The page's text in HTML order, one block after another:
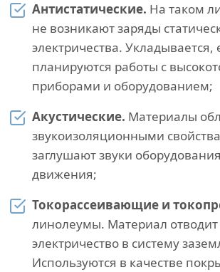
Антистатические. На таком
не возникают заряды
электричества. Укладывается,
планируются работы с
приборами и оборудованием;
Акустические. Материалы
звукоизоляционными
заглушают звуки
движения;
Токорассеивающие и
линолеумы. Материал
электричество в систему
Используются в качестве